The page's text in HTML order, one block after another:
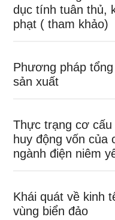
dục tính tuân thủ,
phạt ( tham khảo)
Phương pháp
sản xuất
Thực trạng cơ cấu
huy động vốn của
ngành điện niêm
Khái quát về kinh
vùng biển đảo